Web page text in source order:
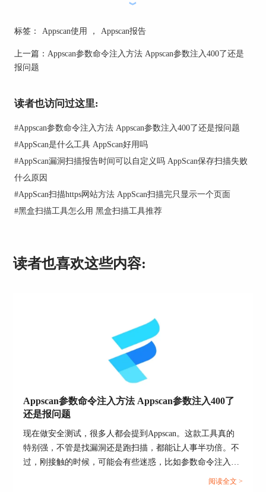
建议。比如，它可能会提示你：“这个地方可能存
在 SQL 注入漏洞，建议用参数化查询来修复。”这
些建议非常实用，能让你不用再花时间去琢磨具体
怎么改，而是直接依照提示来修复问题。
每个漏洞后面会有个评分，1到10分，分数越高，
漏洞越严重。比如评分是9，说明这个漏洞风险很
大，应该尽快修复；如果是2或3，说明风险小，等
一等也没关系。通过评分，你可以知道哪些漏洞应
该尽快修复，哪些可以稍微延后。
其实，掌握了这些重点之后，你会发现 Appscan 的
报告并不复杂，很多小伙伴甚至能在几分钟内定位
到最需要修复的漏洞，完全不担心数据会被破坏。
图1：扫描结果
︾
标签： Appscan使用 ， Appscan报告
上一篇： Appscan参数命令注入方法 Appscan参数注入400了还是
报问题
读者也访问过这里:
#Appscan参数命令注入方法 Appscan参数注入400了还是报问题
#AppScan是什么工具 AppScan好用吗
#AppScan漏洞扫描报告时间可以自定义吗 AppScan保存扫描失败
什么原因
#AppScan扫描https网站方法 AppScan扫描完只显示一个页面
#黑盒扫描工具怎么用 黑盒扫描工具推荐
读者也喜欢这些内容:
Appscan参数命令注入方法 Appscan参数注入400了
还是报问题
现在做安全测试，很多人都会提到Appscan。这款工具真的
特别强，不管是找漏洞还是跑扫描，都能让人事半功倍。不
过，刚接触的时候，可能会有些迷惑，比如参数命令注入到
底怎么做？遇到400错误是怎么回事？其实这些问题一点都
阅读全文 >